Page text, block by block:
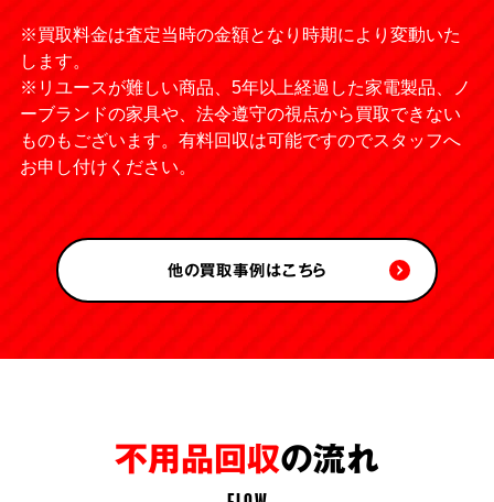
※買取料金は査定当時の金額となり時期により変動いた
します。
※リユースが難しい商品、5年以上経過した家電製品、ノ
ーブランドの家具や、法令遵守の視点から買取できない
ものもございます。有料回収は可能ですのでスタッフへ
お申し付けください。
他の買取事例はこちら
不用品回収の流れ